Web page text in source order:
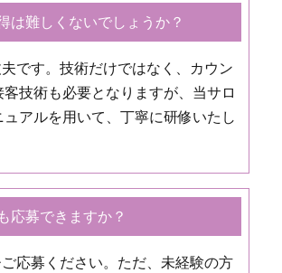
は難しくないでしょうか？
です。技術だけではなく、カウン
技術も必要となりますが、当サロ
ュアルを用いて、丁寧に研修いたし
応募できますか？
応募ください。ただ、未経験の方